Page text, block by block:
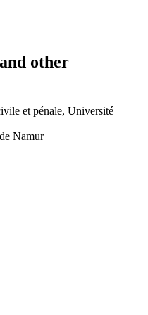
other
et pénale, Université
Namur